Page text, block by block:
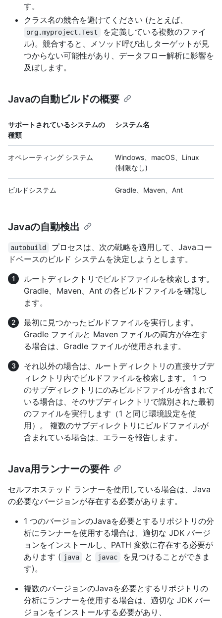
す。
クラス名の競合を避けてください (たとえば、
org.myproject.Test
を定義している複数のファイ
ル)。競合すると、メソッド呼び出しターゲットが見
つからない可能性があり、データフロー解析に影響を
及ぼします。
Javaの自動ビルドの概要
サポートされているシステムの
種類
システム名
オペレーティング システム
Windows、macOS、Linux
(制限なし)
ビルドシステム Gradle、Maven、Ant
Javaの自動検出
autobuild
プロセスは、次の戦略を適用して、Javaコー
ドベースのビルド システムを決定しようとします。
ルートディレクトリでビルドファイルを検索します。
Gradle、Maven、Ant の各ビルドファイルを確認し
ます。
最初に見つかったビルドファイルを実行します。
Gradle ファイルと Maven ファイルの両方が存在す
る場合は、Gradle ファイルが使用されます。
それ以外の場合は、ルートディレクトリの直接サブデ
ィレクトリ内でビルドファイルを検索します。 1 つ
のサブディレクトリにのみビルドファイルが含まれて
いる場合は、そのサブディレクトリで識別された最初
のファイルを実行します（1 と同じ環境設定を使
用）。 複数のサブディレクトリにビルドファイルが
含まれている場合は、エラーを報告します。
Java用ランナーの要件
セルフホステッド ランナーを使用している場合は、Java
の必要なバージョンが存在する必要があります。
1 つのバージョンのJavaを必要とするリポジトリの分
析にランナーを使用する場合は、適切な JDK バージ
ョンをインストールし、PATH 変数に存在する必要が
あります ( java と javac
を見つけることができま
す)。
複数のバージョンのJavaを必要とするリポジトリの
分析にランナーを使用する場合は、適切な JDK バー
ジョンをインストールする必要があり、